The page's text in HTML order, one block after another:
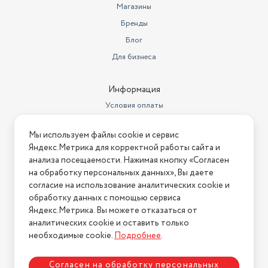
A
Магазины
Бренды
Блог
Для бизнеса
Информация
Условия оплаты
Условия возврата
Нашли ошибку на сайте? Напишите нам
2026 © Интернет-магазин "АстМаркет". У нас есть всё!
Политика конфиденциальности
Мы используем файлы cookie и сервис
Яндекс.Метрика для корректной работы сайта и
анализа посещаемости. Нажимая кнопку «Согласен
на обработку персональных данных», Вы даете
согласие на использование аналитических cookie и
обработку данных с помощью сервиса
Яндекс.Метрика. Вы можете отказаться от
аналитических cookie и оставить только
необходимые cookie.Подробнее.
Согласен на обработку персональных